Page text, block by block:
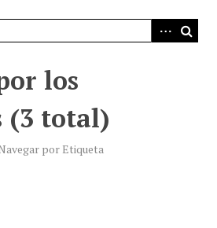
los
(3 total)
por Etiqueta